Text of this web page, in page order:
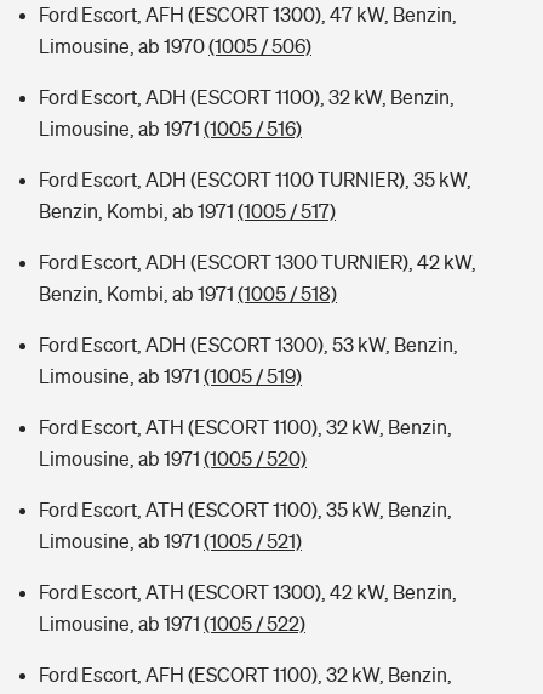
Ford Escort, AFH (ESCORT 1300), 47 kW, Benzin,
Limousine, ab 1970(1005 / 506)
Ford Escort, ADH (ESCORT 1100), 32 kW, Benzin,
Limousine, ab 1971 (1005 / 516)
Ford Escort, ADH (ESCORT 1100 TURNIER), 35 kW,
Benzin, Kombi, ab 1971 (1005 / 517)
Ford Escort, ADH (ESCORT 1300 TURNIER), 42 kW,
Benzin, Kombi, ab 1971 (1005 / 518)
Ford Escort, ADH (ESCORT 1300), 53 kW, Benzin,
Limousine, ab 1971 (1005 / 519)
Ford Escort, ATH (ESCORT 1100), 32 kW, Benzin,
Limousine, ab 1971 (1005 / 520)
Ford Escort, ATH (ESCORT 1100), 35 kW, Benzin,
Limousine, ab 1971 (1005 / 521)
Ford Escort, ATH (ESCORT 1300), 42 kW, Benzin,
Limousine, ab 1971 (1005 / 522)
Ford Escort, AFH (ESCORT 1100), 32 kW, Benzin,